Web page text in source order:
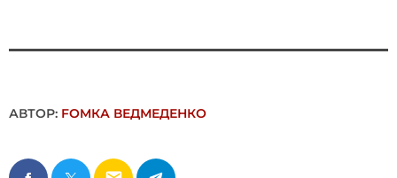
АВТОР: FОMКА ВЕДМЕДЕНКО